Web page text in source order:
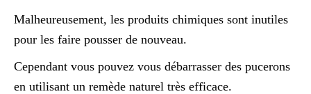
Malheureusement, les produits chimiques sont inutiles
pour les faire pousser de nouveau.
Cependant vous pouvez vous débarrasser des pucerons
en utilisant un remède naturel très efficace.